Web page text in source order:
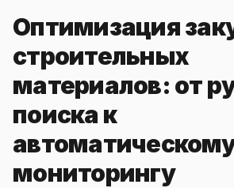
Оптимизация
строительных
материалов: от
поиска к
мониторингу